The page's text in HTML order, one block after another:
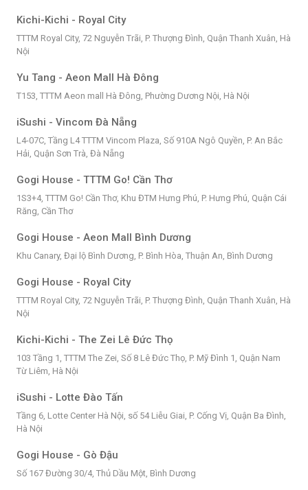
Kichi-Kichi - Royal City
TTTM Royal City, 72 Nguyễn Trãi, P. Thượng Đình, Quận Thanh Xuân, Hà
Nội
Yu Tang - Aeon Mall Hà Đông
T153, TTTM Aeon mall Hà Đông, Phường Dương Nội, Hà Nội
iSushi - Vincom Đà Nẵng
L4-07C, Tầng L4 TTTM Vincom Plaza, Số 910A Ngô Quyền, P. An Bắc
Hải, Quận Sơn Trà, Đà Nẵng
Gogi House - TTTM Go! Cần Thơ
1S3+4, TTTM Go! Cần Thơ, Khu ĐTM Hưng Phú, P. Hưng Phú, Quận Cái
Răng, Cần Thơ
Gogi House - Aeon Mall Bình Dương
Khu Canary, Đại lộ Bình Dương, P. Bình Hòa, Thuận An, Bình Dương
Gogi House - Royal City
TTTM Royal City, 72 Nguyễn Trãi, P. Thượng Đình, Quận Thanh Xuân, Hà
Nội
Kichi-Kichi - The Zei Lê Đức Thọ
103 Tầng 1, TTTM The Zei, Số 8 Lê Đức Thọ, P. Mỹ Đình 1, Quận Nam
Từ Liêm, Hà Nội
iSushi - Lotte Đào Tấn
Tầng 6, Lotte Center Hà Nội, số 54 Liễu Giai, P. Cống Vị, Quận Ba Đình,
Hà Nội
Gogi House - Gò Đậu
Số 167 Đường 30/4, Thủ Dầu Một, Bình Dương